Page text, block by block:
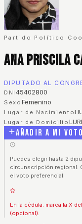
Partido Político
Ana Priscila
DIPUTADO AL
DNI 45402800
Sexo Femenino
Lugar de Nacimiento
Lugar de Domicilio
Añadir a mi voto
Puedes elegir hasta 2
circunscripción regional.
el voto preferencial.
En la cédula: marca la X
(opcional).